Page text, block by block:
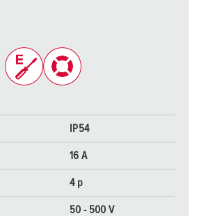
IP54
16 A
4 p
50 - 500 V